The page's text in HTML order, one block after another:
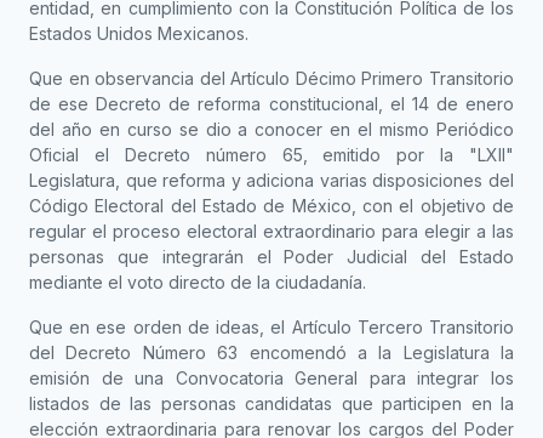
entidad, en cumplimiento con la Constitución Política de los
Estados Unidos Mexicanos.
Que en observancia del Artículo Décimo Primero Transitorio
de ese Decreto de reforma constitucional, el 14 de enero
del año en curso se dio a conocer en el mismo Periódico
Oficial el Decreto número 65, emitido por la "LXII"
Legislatura, que reforma y adiciona varias disposiciones del
Código Electoral del Estado de México, con el objetivo de
regular el proceso electoral extraordinario para elegir a las
personas que integrarán el Poder Judicial del Estado
mediante el voto directo de la ciudadanía.
Que en ese orden de ideas, el Artículo Tercero Transitorio
del Decreto Número 63 encomendó a la Legislatura la
emisión de una Convocatoria General para integrar los
listados de las personas candidatas que participen en la
elección extraordinaria para renovar los cargos del Poder